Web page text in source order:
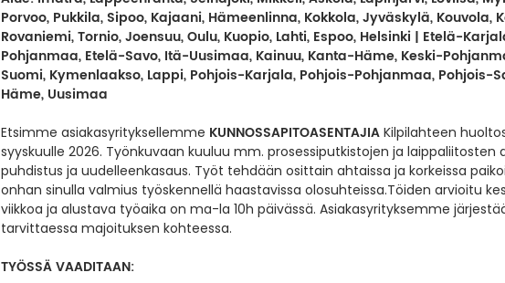
Porvoo, Pukkila, Sipoo, Kajaani, Hämeenlinna, Kokkola, Jyväskylä, Kouvola,
Rovaniemi, Tornio, Joensuu, Oulu, Kuopio, Lahti, Espoo, Helsinki | Etelä-
Pohjanmaa, Etelä-Savo, Itä-Uusimaa, Kainuu, Kanta-Häme, Keski-
Suomi, Kymenlaakso, Lappi, Pohjois-Karjala, Pohjois-Pohjanmaa, Pohjois-
Häme, Uusimaa
Etsimme asiakasyrityksellemme KUNNOSSAPITOASENTAJIA Kilpilahteen
syyskuulle 2026. Työnkuvaan kuuluu mm. prosessiputkistojen ja laippaliitosten
puhdistus ja uudelleenkasaus. Työt tehdään osittain ahtaissa ja korkeissa
onhan sinulla valmius työskennellä haastavissa olosuhteissa.Töiden arvioitu
viikkoa ja alustava työaika on ma-la 10h päivässä. Asiakasyrityksemme
tarvittaessa majoituksen kohteessa.
TYÖSSÄ VAADITAAN: